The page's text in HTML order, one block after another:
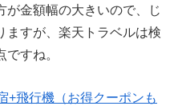
が金額幅の大きいので、じ
ますが、楽天トラベルは検
すね。
飛行機（お得クーポンも